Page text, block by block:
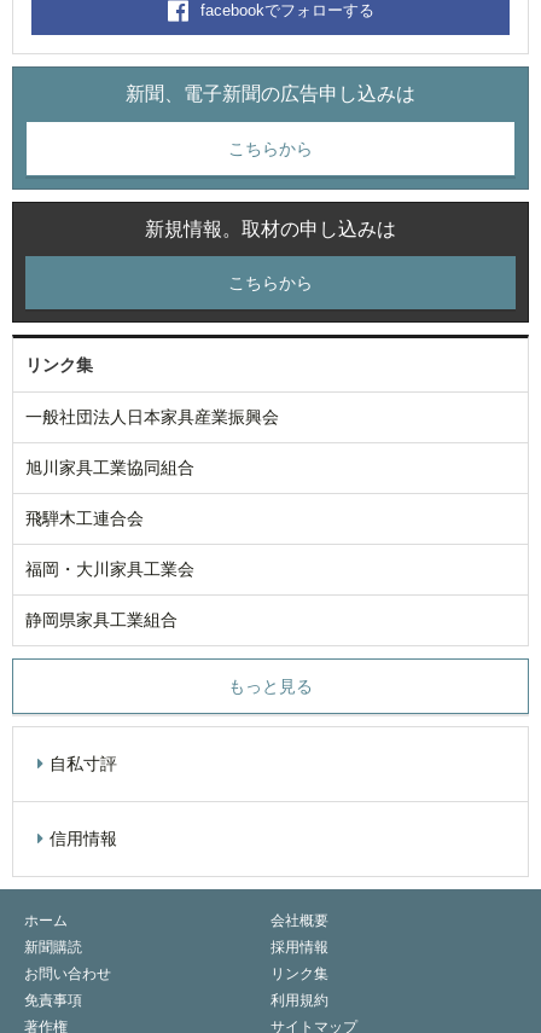
facebookでフォローする
新聞、電子新聞の広告申し込みは
こちらから
新規情報。取材の申し込みは
こちらから
リンク集
一般社団法人日本家具産業振興会
旭川家具工業協同組合
飛騨木工連合会
福岡・大川家具工業会
静岡県家具工業組合
もっと見る
自私寸評
信用情報
ホーム
会社概要
新聞購読
採用情報
お問い合わせ
リンク集
免責事項
利用規約
著作権
サイトマップ